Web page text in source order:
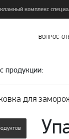
комплекс
ВОПРОС-
продукции:
для